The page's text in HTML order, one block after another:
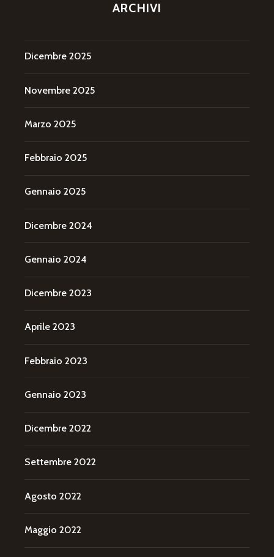
ARCHIVI
Dicembre 2025
Novembre 2025
Marzo 2025
Febbraio 2025
Gennaio 2025
Dicembre 2024
Gennaio 2024
Dicembre 2023
Aprile 2023
Febbraio 2023
Gennaio 2023
Dicembre 2022
Settembre 2022
Agosto 2022
Maggio 2022